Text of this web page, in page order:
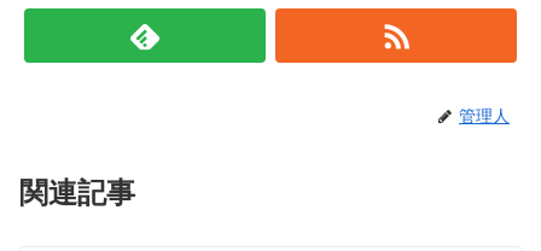
管理人
関連記事